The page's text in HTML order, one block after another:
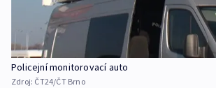
Policejní monitorovací auto
Zdroj: ČT24/ČT Brno